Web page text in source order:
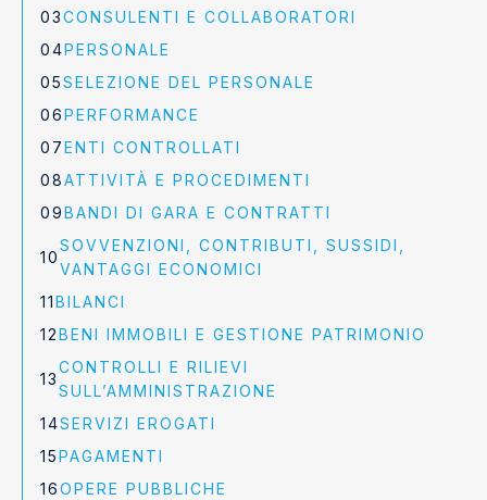
CONSULENTI E COLLABORATORI
PERSONALE
SELEZIONE DEL PERSONALE
PERFORMANCE
ENTI CONTROLLATI
ATTIVITÀ E PROCEDIMENTI
BANDI DI GARA E CONTRATTI
SOVVENZIONI, CONTRIBUTI, SUSSIDI,
VANTAGGI ECONOMICI
BILANCI
BENI IMMOBILI E GESTIONE PATRIMONIO
CONTROLLI E RILIEVI
SULL’AMMINISTRAZIONE
SERVIZI EROGATI
PAGAMENTI
OPERE PUBBLICHE